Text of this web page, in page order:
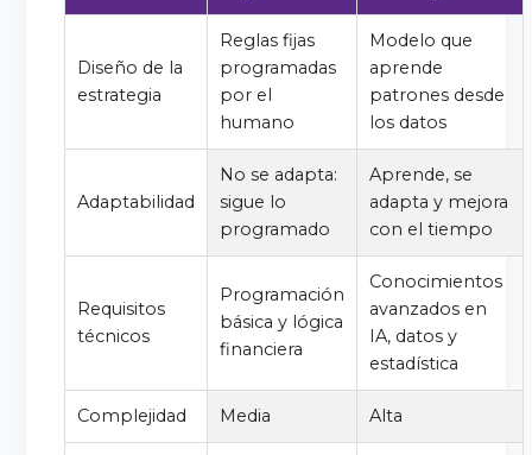
Diseño de la
estrategia
Reglas fijas
programadas
por el
humano
Modelo que
aprende
patrones desde
los datos
Adaptabilidad
No se adapta:
sigue lo
programado
Aprende, se
adapta y mejora
con el tiempo
Requisitos
técnicos
Programación
básica y lógica
financiera
Conocimientos
avanzados en
IA, datos y
estadística
Complejidad Media Alta